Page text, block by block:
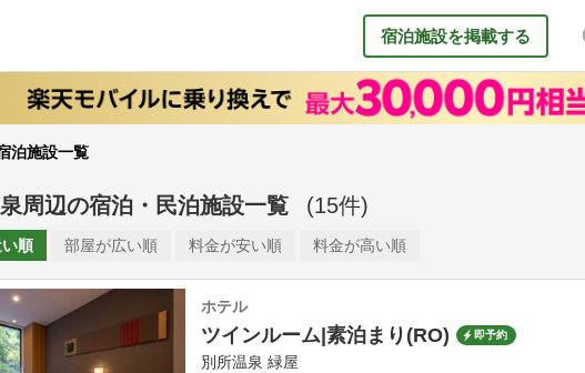
宿泊施設を掲載する
泊施設一覧
周辺の宿泊・民泊施設一覧 (15件)
順 部屋が広い順 料金が安い順 料金が高い順
ホテル
ツインルーム|素泊まり(RO) 即予約
別所温泉 緑屋